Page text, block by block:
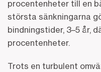
procentenheter till en
största sänkningarna
bindningstider, 3–5 år,
procentenheter.
Trots en turbulent